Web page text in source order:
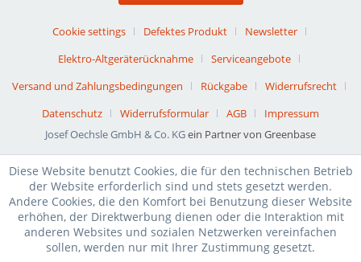
Cookie settings Defektes Produkt
Newsletter
Elektro-Altgeräterücknahme
Serviceangebote
Versand und Zahlungsbedingungen
Rückgabe
Widerrufsrecht
Datenschutz
Widerrufsformular AGB
Impressum
Josef Oechsle GmbH & Co. KGein Partner von Greenbase
Diese Website benutzt Cookies, die für den technischen Betrieb
der Website erforderlich sind und stets gesetzt werden.
Andere Cookies, die den Komfort bei Benutzung dieser Website
erhöhen, der Direktwerbung dienen oder die Interaktion mit
anderen Websites und sozialen Netzwerken vereinfachen
sollen, werden nur mit Ihrer Zustimmung gesetzt.